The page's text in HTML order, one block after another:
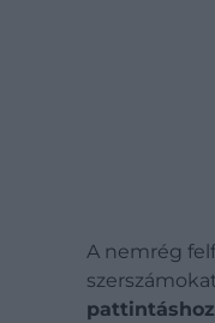
A nemrég